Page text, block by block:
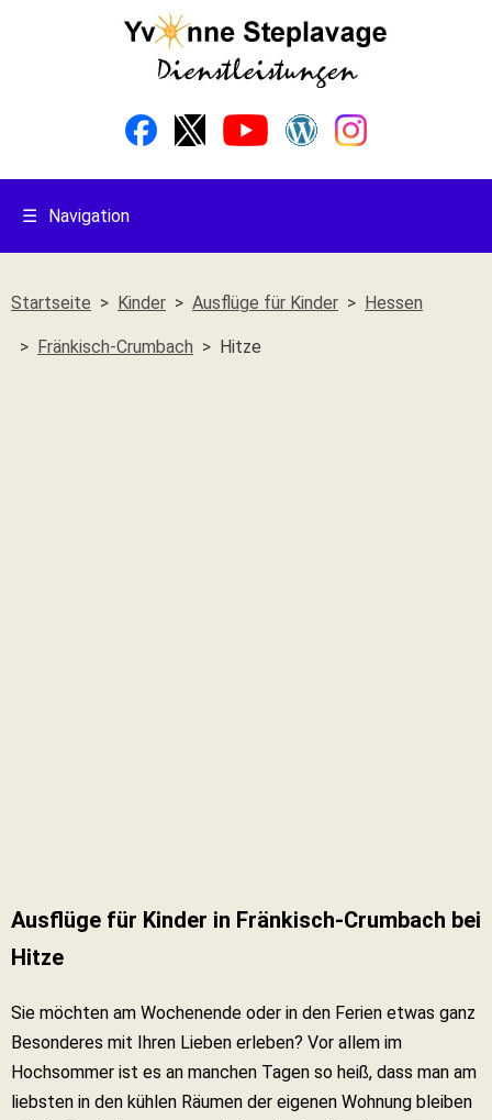
☰ Navigation
Startseite Kinder Ausflüge für Kinder Hessen
Fränkisch-Crumbach Hitze
Ausflüge für Kinder in Fränkisch-Crumbach bei
Hitze
Sie möchten am Wochenende oder in den Ferien etwas ganz
Besonderes mit Ihren Lieben erleben? Vor allem im
Hochsommer ist es an manchen Tagen so heiß, dass man am
liebsten in den kühlen Räumen der eigenen Wohnung bleiben